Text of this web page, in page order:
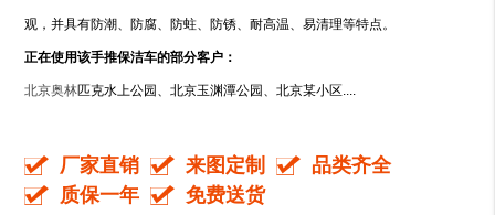
观，并具有防潮、防腐、防蛀、防锈、耐高温、易清理等特点。
正在使用该手推保洁车的部分客户：
北京奥林匹克水上公园、北京玉渊潭公园、北京某小区....
厂家直销 来图定制
品类齐全
质保一年
免费送货